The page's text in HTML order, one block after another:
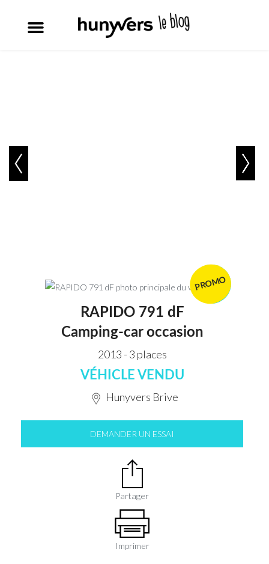
VENDU
PROMO
RAPIDO 791 dF
Camping-car occasion
2013 - 3 places
VÉHICLE VENDU
Hunyvers Brive
DEMANDER UN ESSAI
Partager
Imprimer